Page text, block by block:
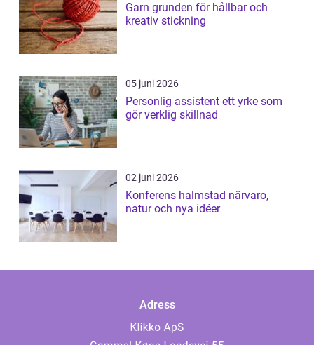
Garn grunden för hållbar och
kreativ stickning
05 juni 2026
Personlig assistent ett yrke som
gör verklig skillnad
02 juni 2026
Konferens halmstad närvaro,
natur och nya idéer
Adress